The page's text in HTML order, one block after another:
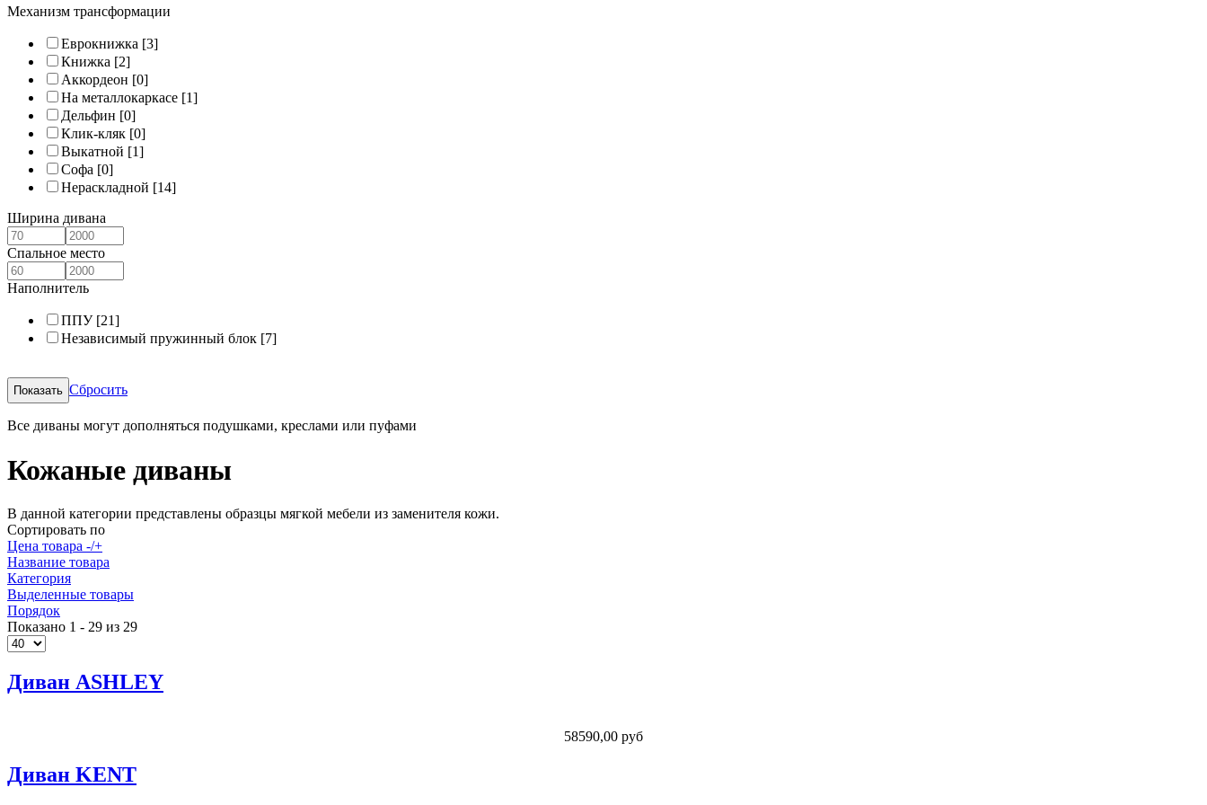
Механизм трансформации
Еврокнижка [3]
Книжка [2]
Аккордеон [0]
На металлокаркасе [1]
Дельфин [0]
Клик-кляк [0]
Выкатной [1]
Софа [0]
Нераскладной [14]
Ширина дивана
Спальное место
Наполнитель
ППУ[21]
Независимый пружинный блок [7]
Сбросить
Все диваны могут дополняться подушками, креслами или пуфами
Кожаные диваны
В данной категории представлены образцы мягкой мебели из заменителя кожи.
Сортировать по
Цена товара -/+
Название товара
Категория
Выделенные товары
Порядок
Показано 1 - 29 из 29
Диван ASHLEY
58590,00 руб
Диван KENT